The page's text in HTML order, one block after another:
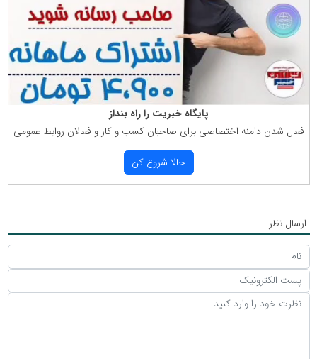
پایگاه خبریت را راه بنداز
فعال شدن دامنه اختصاصی برای صاحبان كسب و كار و فعالان روابط عمومی
حالا شروع كن
ارسال نظر